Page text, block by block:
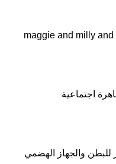
اجتماعية
والجهاز الهضمي